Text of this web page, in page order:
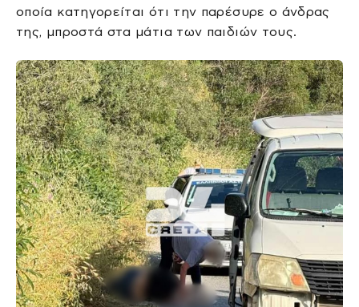
οποία κατηγορείται ότι την παρέσυρε ο άνδρας
της, μπροστά στα μάτια των παιδιών τους.